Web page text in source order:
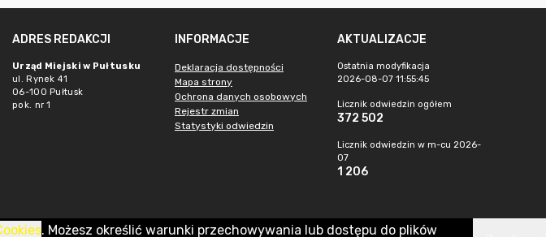
ADRES REDAKCJI
Urząd Miejski w Pułtusku
ul. Rynek 41
06-100 Pułtusk
pok. nr 1
INFORMACJE
Deklaracja dostępności
Mapa strony
Ochrona danych osobowych
Rejestr zmian
Statystyki odwiedzin
AKTUALIZACJE
Ostatnia modyfikacja
2026-08-07 11:55:45
Licznik odwiedzin ogółem
372 502
Licznik odwiedzin w m-cu 2026-
07
1 206
. Możesz określić warunki przechowywania lub dostępu do plików